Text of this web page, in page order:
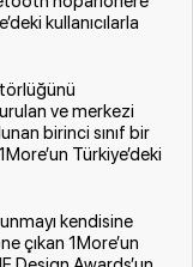
kullanıcılarla
ve merkezi
birinci sınıf bir
Türkiye’deki
kendisine
çıkan 1More’un